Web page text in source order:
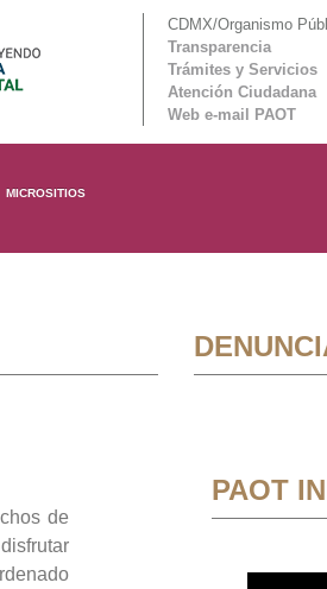
CDMX/Organismo
Transparencia
Trámites y Servicios
Atención Ciudadana
Web e-mail PAOT
MICROSITIOS
de
PAOT